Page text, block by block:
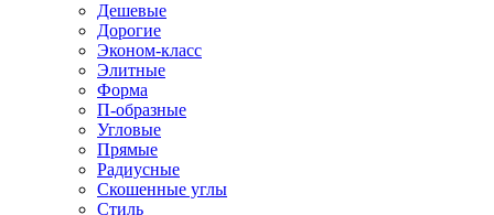
Дешевые
Дорогие
Эконом-класс
Элитные
Форма
П-образные
Угловые
Прямые
Радиусные
Скошенные углы
Стиль